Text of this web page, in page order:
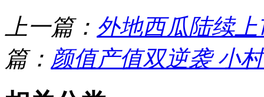
上一篇： 外地西瓜陆续
篇： 颜值产值双逆袭 小